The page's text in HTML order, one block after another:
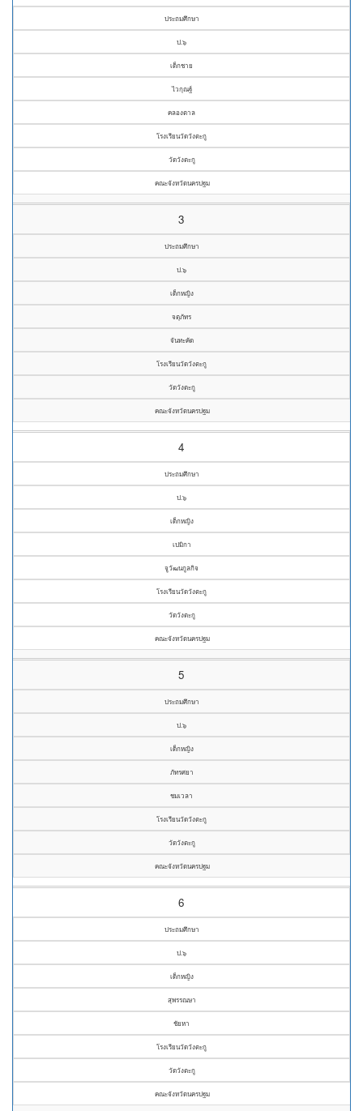
ประถมศึกษา
ป.๖
เด็กชาย
ไวกุณฐ์
คลองตาล
โรงเรียนวัดวังตะกู
วัดวังตะกู
คณะจังหวัดนครปฐม
3
ประถมศึกษา
ป.๖
เด็กหญิง
จตุภัทร
จันทะคัด
โรงเรียนวัดวังตะกู
วัดวังตะกู
คณะจังหวัดนครปฐม
4
ประถมศึกษา
ป.๖
เด็กหญิง
เปมิกา
จูวัฒนกูลกิจ
โรงเรียนวัดวังตะกู
วัดวังตะกู
คณะจังหวัดนครปฐม
5
ประถมศึกษา
ป.๖
เด็กหญิง
ภัทรศยา
ชมเวลา
โรงเรียนวัดวังตะกู
วัดวังตะกู
คณะจังหวัดนครปฐม
6
ประถมศึกษา
ป.๖
เด็กหญิง
สุพรรณษา
ชัยหา
โรงเรียนวัดวังตะกู
วัดวังตะกู
คณะจังหวัดนครปฐม